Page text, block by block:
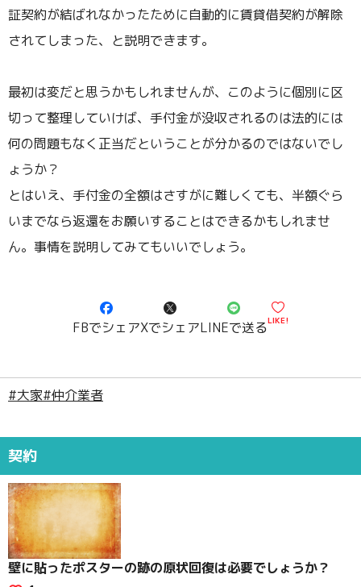
証契約が結ばれなかったために自動的に賃貸借契約が解除
されてしまった、と説明できます。
最初は変だと思うかもしれませんが、このように個別に区
切って整理していけば、手付金が没収されるのは法的には
何の問題もなく正当だということが分かるのではないでし
ょうか？
とはいえ、手付金の全額はさすがに難しくても、半額ぐら
いまでなら返還をお願いすることはできるかもしれませ
ん。事情を説明してみてもいいでしょう。
FBでシェアXでシェアLINEで送るLIKE!
#大家#仲介業者
契約
壁に貼ったポスターの跡の原状回復は必要でしょうか？